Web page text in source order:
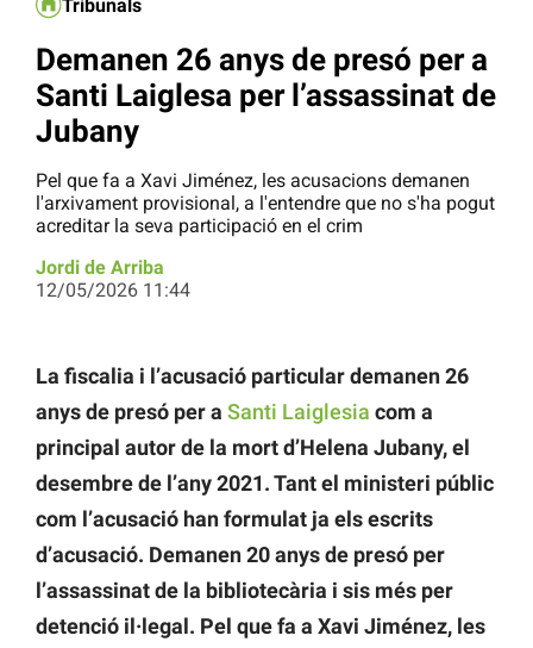
Tribunals
Demanen 26 anys de presó per a
Santi Laiglesa per l’assassinat de
Jubany
Pel que fa a Xavi Jiménez, les acusacions demanen
l'arxivament provisional, a l'entendre que no s'ha pogut
acreditar la seva participació en el crim
Jordi de Arriba
12/05/2026 11:44
La fiscalia i l’acusació particular demanen 26
anys de presó per a Santi Laiglesia com a
principal autor de la mort d’Helena Jubany, el
desembre de l’any 2021. Tant el ministeri públic
com l’acusació han formulat ja els escrits
d’acusació. Demanen 20 anys de presó per
l’assassinat de la bibliotecària i sis més per
detenció il·legal. Pel que fa a Xavi Jiménez, les